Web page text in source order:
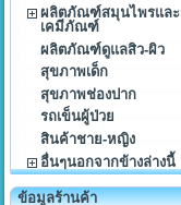
ผลิตภัณฑ์สมุนไพรและ
เคมีภัณฑ์
ผลิตภัณฑ์ดูแลสิว-ผิว
สุขภาพเด็ก
สุขภาพช่องปาก
รถเข็นผู้ป่วย
สินค้าชาย-หญิง
อื่นๆนอกจากข้างล่างนี้
ข้อมูลร้านค้า